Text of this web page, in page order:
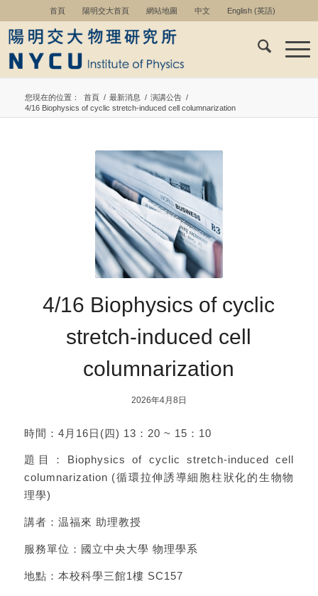
首頁 陽明交大首頁 網站地圖 中文 English(英語)
您現在的位置： 首頁 / 最新消息 / 演講公告 /
4/16 Biophysics of cyclic stretch-induced cell columnarization
4/16 Biophysics of cyclic
stretch-induced cell
columnarization
2026年4月8日
時間：4月16日(四) 13：20 ~ 15：10
題目：Biophysics of cyclic stretch-induced cell
columnarization (循環拉伸誘導細胞柱狀化的生物物
理學)
講者：温福來 助理教授
服務單位：國立中央大學 物理學系
地點：本校科學三館1樓 SC157